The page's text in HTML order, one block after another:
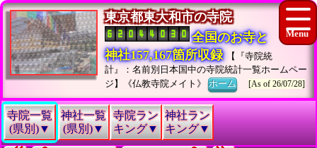
東京都東大和市の寺院
全国のお寺と
神社157,167箇所収録
【『寺院統
計』：名前別日本国中の寺院統計一覧ホームペー
ジ】《仏教寺院メイト》ホーム [As of 26/07/28]
寺院一覧
(県別)▼
神社一覧
(県別)▼
寺院ラン
キング▼
神社ラン
キング▼